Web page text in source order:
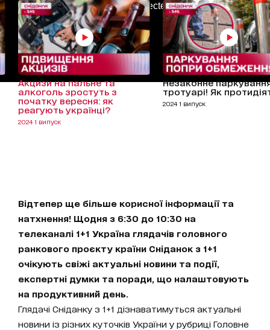
AdBlockDetected!
Акцизи на пальне та
алкоголь зростуть з
початку вересня: як
реагують українці?
2024 1 випуск
Незаконне
тротуарі! Як
2024 1 випуск
Відтепер ще більше корисної інформації та
натхнення! Щодня з 6:30 до 10:30 на
телеканалі 1+1 Україна глядачів головного
ранкового проєкту країни Сніданок з 1+1
очікують свіжі актуальні новини та події,
експертні думки та поради, що налаштовують
на продуктивний день.
Глядачі Сніданку з 1+1 дізнаватимуться актуальні
новини із різних куточків України у рубриці Головне